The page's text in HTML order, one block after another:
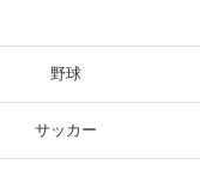
野球
サッカー